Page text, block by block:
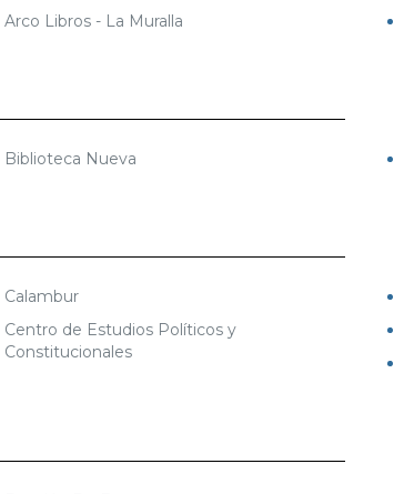
Arco Libros - La Muralla
Biblioteca Nueva
Calambur
Centro de Estudios Políticos y
Constitucionales